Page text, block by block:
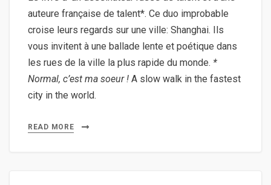
auteure française de talent*. Ce duo improbable
croise leurs regards sur une ville: Shanghai. Ils
vous invitent à une ballade lente et poétique dans
les rues de la ville la plus rapide du monde. *
Normal, c’est ma soeur ! A slow walk in the fastest
city in the world.
READ MORE